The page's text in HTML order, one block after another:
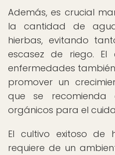
Además, es crucial
la cantidad de
hierbas, evitando
escasez de riego.
enfermedades
promover un
que se
orgánicos para el
El cultivo exitoso de
requiere de un